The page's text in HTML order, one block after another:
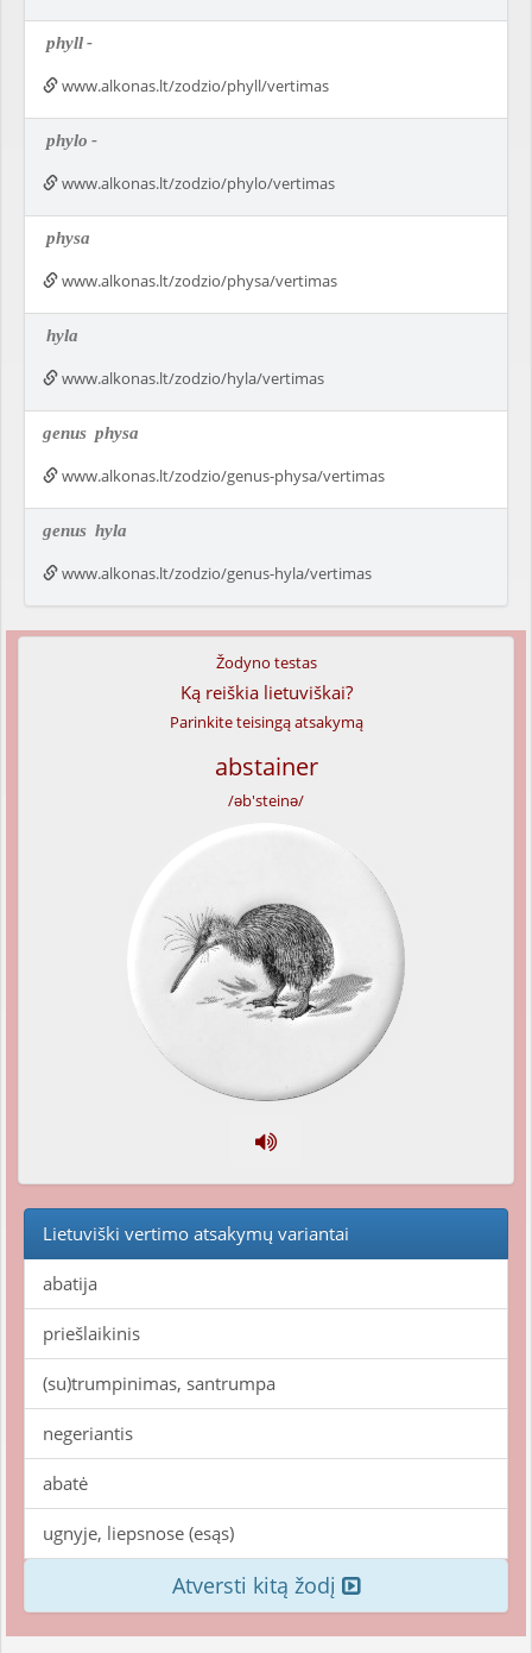
phyll-
www.alkonas.lt/zodzio/phyll/vertimas
phylo -
www.alkonas.lt/zodzio/phylo/vertimas
physa
www.alkonas.lt/zodzio/physa/vertimas
hyla
www.alkonas.lt/zodzio/hyla/vertimas
genus physa
www.alkonas.lt/zodzio/genus-physa/vertimas
genus hyla
www.alkonas.lt/zodzio/genus-hyla/vertimas
Žodyno testas
Ką reiškia lietuviškai?
Parinkite teisingą atsakymą
abstainer
/əb'steinə/
Lietuviški vertimo atsakymų variantai
abatija
priešlaikinis
(su)trumpinimas, santrumpa
negeriantis
abatė
ugnyje, liepsnose (esąs)
Atversti kitą žodį